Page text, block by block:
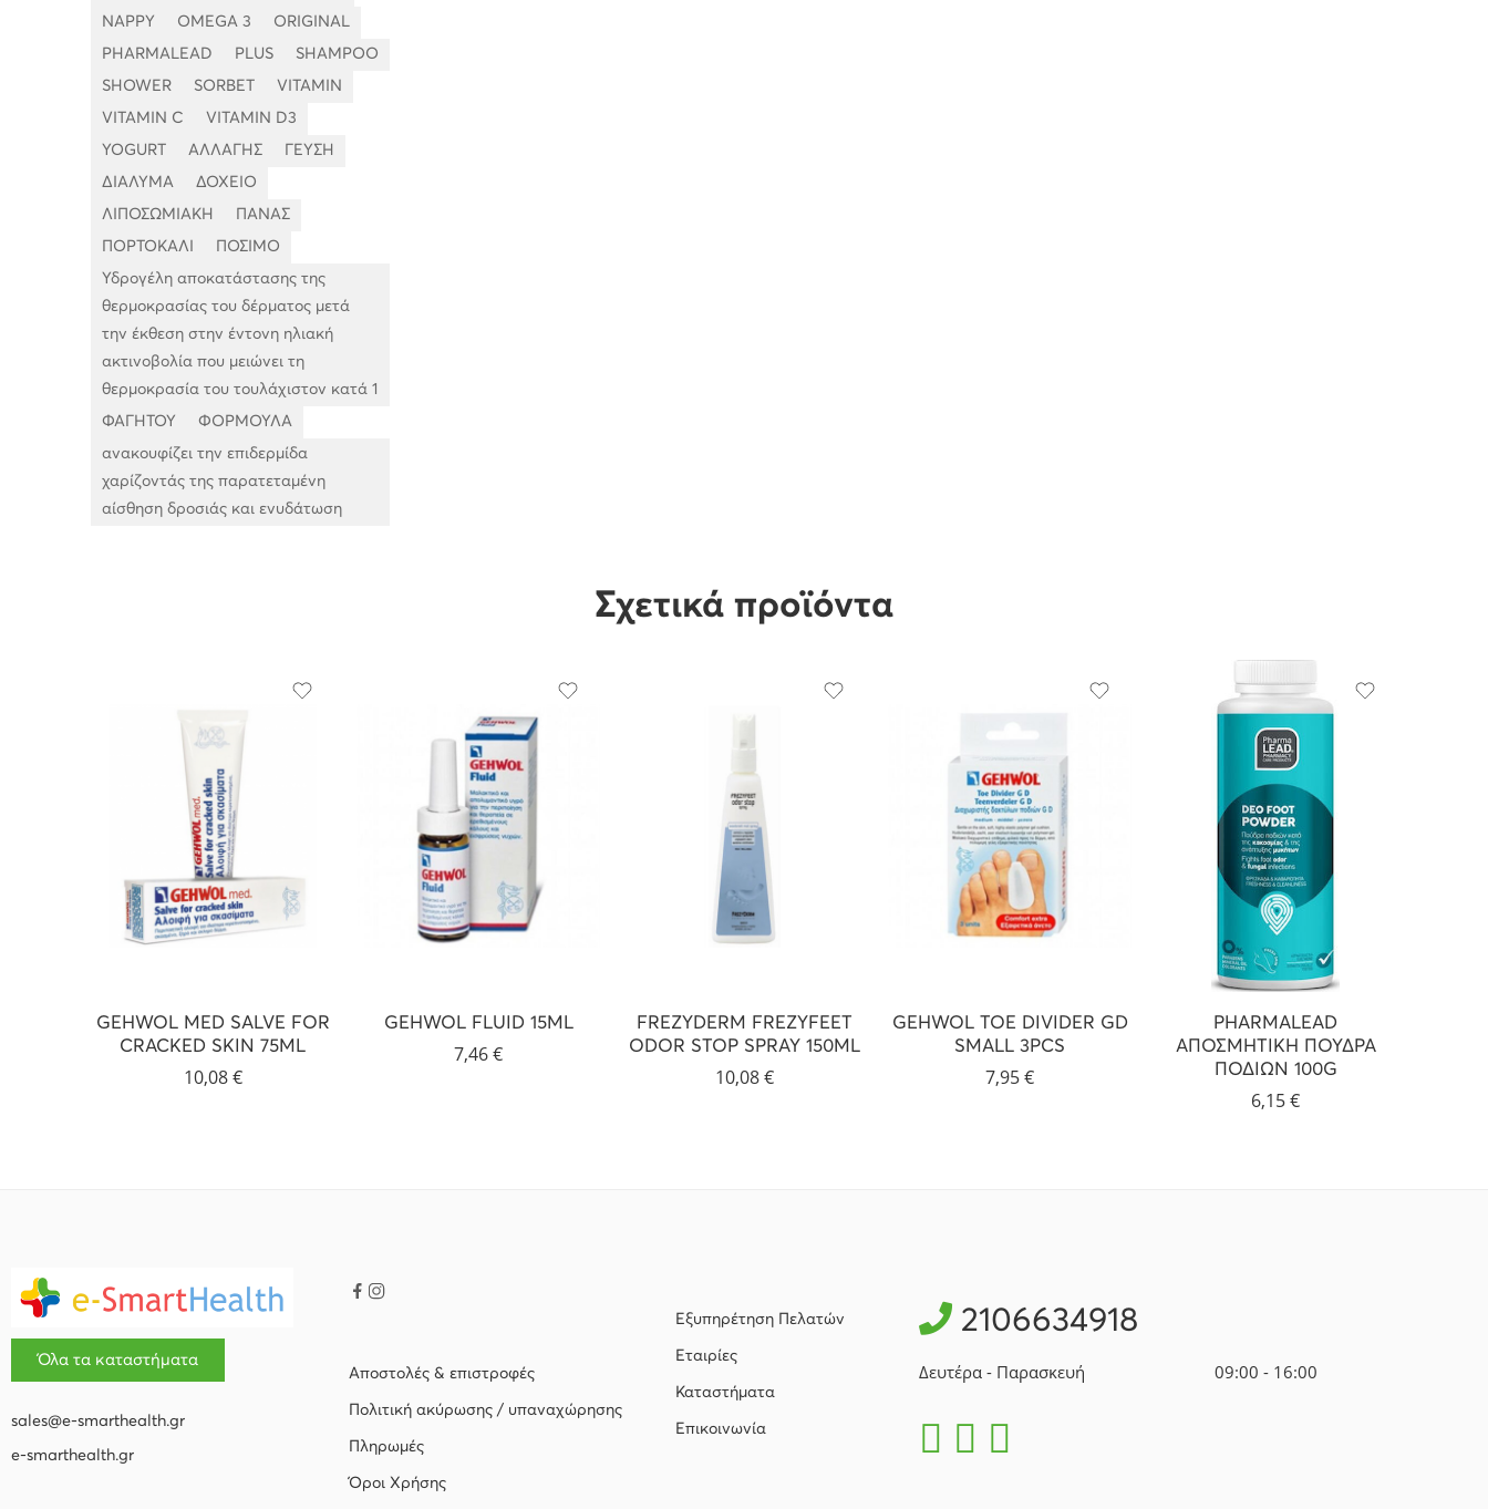
NAPPY OMEGA 3 ORIGINAL
PHARMALEAD PLUS SHAMPOO
SHOWER SORBET VITAMIN
VITAMIN C VITAMIN D3
YOGURT ΑΛΛΑΓΗΣ ΓΕΥΣΗ
ΔΙΑΛΥΜΑ ΔΟΧΕΙΟ
ΛΙΠΟΣΩΜΙΑΚΗ ΠΑΝΑΣ
ΠΟΡΤΟΚΑΛΙ ΠΟΣΙΜΟ
Υδρογέλη αποκατάστασης της
θερμοκρασίας του δέρματος μετά
την έκθεση στην έντονη ηλιακή
ακτινοβολία που μειώνει τη
θερμοκρασία του τουλάχιστον κατά 1
ΦΑΓΗΤΟΥ ΦΟΡΜΟΥΛΑ
ανακουφίζει την επιδερμίδα
χαρίζοντάς της παρατεταμένη
αίσθηση δροσιάς και ενυδάτωση
Σχετικά προϊόντα
GEHWOL MED SALVE FOR
CRACKED SKIN 75ML
10,08€
GEHWOL FLUID 15ML
7,46€
FREZYDERM FREZYFEET
ODOR STOP SPRAY 150ML
10,08€
GEHWOL TOE DIVIDER GD
SMALL 3PCS
7,95€
PHARMALEAD
ΑΠΟΣΜΗΤΙΚΗ ΠΟΥΔΡΑ
ΠΟΔΙΩΝ 100G
6,15€
Όλα τα καταστήματα
sales@e-smarthealth.gr
e-smarthealth.gr
Αποστολές & επιστροφές
Πολιτική ακύρωσης / υπαναχώρησης
Πληρωμές
Όροι Χρήσης
Εξυπηρέτηση Πελατών
Εταιρίες
Καταστήματα
Επικοινωνία
2106634918
Δευτέρα - Παρασκευή 09:00 - 16:00